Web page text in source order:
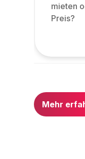
mieten
Preis?
Mehr